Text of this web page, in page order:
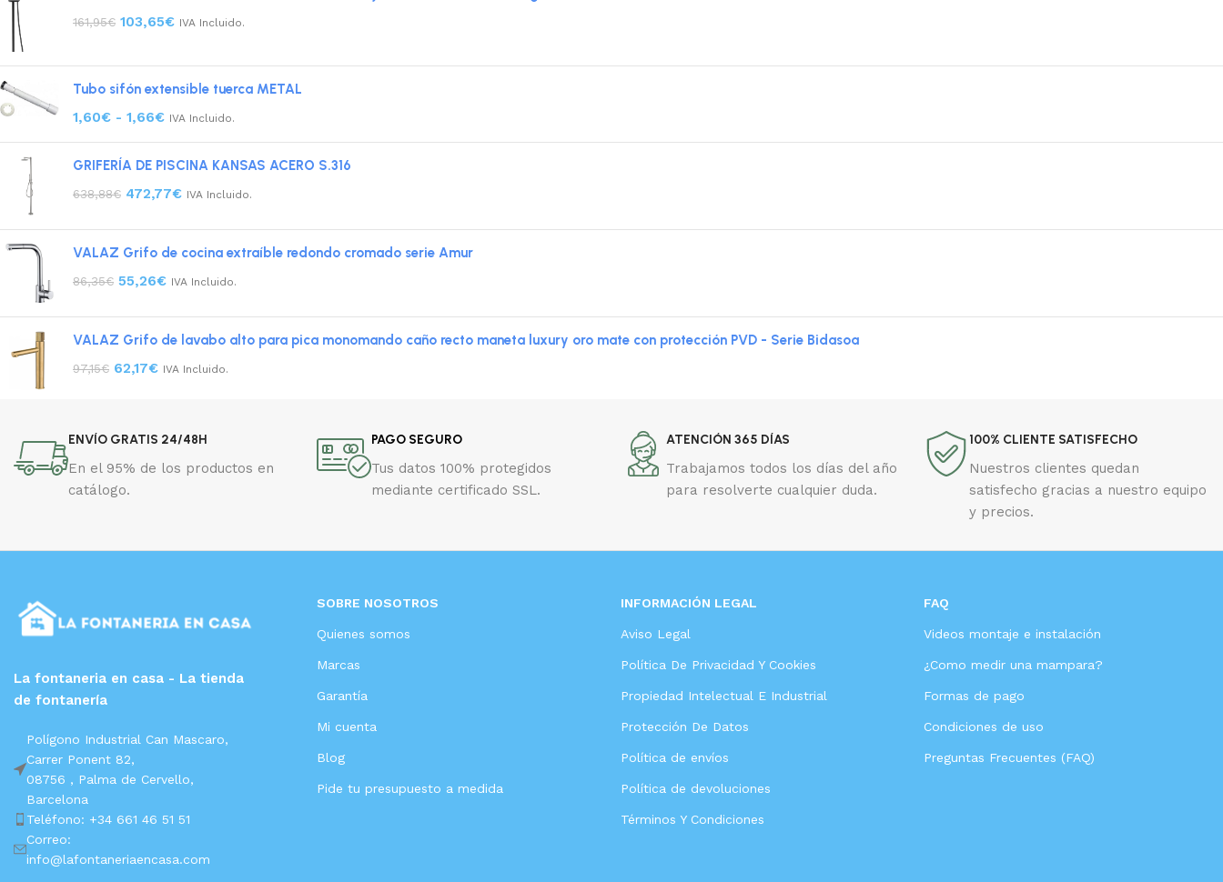
161,95€ 103,65€ IVA Incluido.
Tubo sifón extensible tuerca METAL
1,60€ - 1,66€ IVA Incluido.
GRIFERÍA DE PISCINA KANSAS ACERO S.316
638,88€ 472,77€ IVA Incluido.
VALAZ Grifo de cocina extraíble redondo cromado serie Amur
86,35€ 55,26€ IVA Incluido.
VALAZ Grifo de lavabo alto para pica monomando caño recto maneta luxury oro mate con protección PVD - Serie Bidasoa
97,15€ 62,17€ IVA Incluido.
ENVÍO GRATIS 24/48H
En el 95% de los productos en
catálogo.
PAGO SEGURO
Tus datos 100% protegidos
mediante certificado SSL.
ATENCIÓN 365 DÍAS
Trabajamos todos los días del año
para resolverte cualquier duda.
100% CLIENTE SATISFECHO
Nuestros clientes quedan
satisfecho gracias a nuestro equipo
y precios.
La fontaneria en casa - La tienda
de fontanería
Polígono Industrial Can Mascaro,
Carrer Ponent 82,
08756 , Palma de Cervello,
Barcelona
Teléfono: +34 661 46 51 51
Correo:
info@lafontaneriaencasa.com
SOBRE NOSOTROS
Quienes somos
Marcas
Garantía
Mi cuenta
Blog
Pide tu presupuesto a medida
INFORMACIÓN LEGAL
Aviso Legal
Política De Privacidad Y Cookies
Propiedad Intelectual E Industrial
Protección De Datos
Política de envíos
Política de devoluciones
Términos Y Condiciones
FAQ
Videos montaje e instalación
¿Como medir una mampara?
Formas de pago
Condiciones de uso
Preguntas Frecuentes (FAQ)